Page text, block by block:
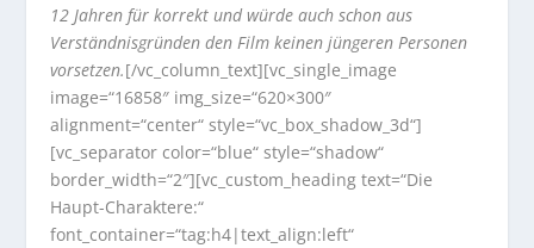
12 Jahren für korrekt und würde auch schon aus
Verständnisgründen den Film keinen jüngeren Personen
vorsetzen.[/vc_column_text][vc_single_image
image=“16858″ img_size=“620×300″
alignment=“center“ style=“vc_box_shadow_3d“]
[vc_separator color=“blue“ style=“shadow“
border_width=“2″][vc_custom_heading text=“Die
Haupt-Charaktere:“
font_container=“tag:h4|text_align:left“